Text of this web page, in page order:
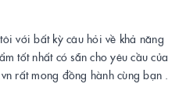
với bất kỳ câu hỏi về khả năng
tốt nhất có sẵn cho yêu cầu của
rất mong đồng hành cùng bạn .